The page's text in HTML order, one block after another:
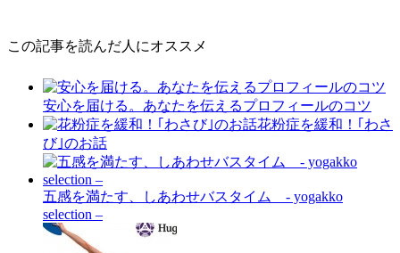
この記事を読んだ人にオススメ
安心を届ける。あなたを伝えるプロフィールのコツ
花粉症を緩和！｢わさ
び｣のお話
五感を満たす、しあわせバスタイム - yogakko
selection –